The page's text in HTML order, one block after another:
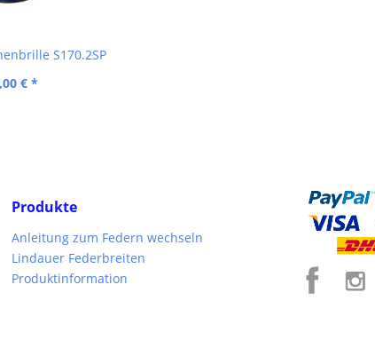
S170.2SP
€ *
Produkte
Anleitung zum Federn wechseln
Lindauer Federbreiten
Produktinformation